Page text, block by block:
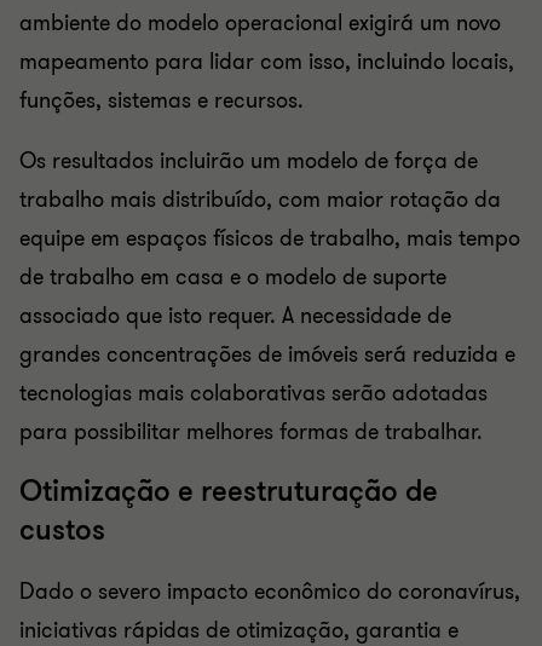
ambiente do modelo operacional exigirá um novo
mapeamento para lidar com isso, incluindo locais,
funções, sistemas e recursos.
Os resultados incluirão um modelo de força de
trabalho mais distribuído, com maior rotação da
equipe em espaços físicos de trabalho, mais tempo
de trabalho em casa e o modelo de suporte
associado que isto requer. A necessidade de
grandes concentrações de imóveis será reduzida e
tecnologias mais colaborativas serão adotadas
para possibilitar melhores formas de trabalhar.
Otimização e reestruturação de
custos
Dado o severo impacto econômico do coronavírus,
iniciativas rápidas de otimização, garantia e